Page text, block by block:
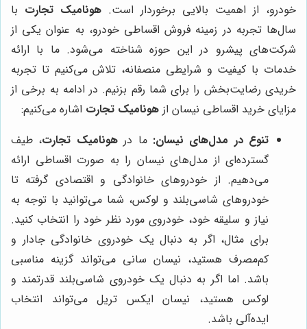
خودرو، از اهمیت بالایی برخوردار است. هونامیک تجارت با
سال‌ها تجربه در زمینه فروش اقساطی خودرو، به عنوان یکی از
شرکت‌های پیشرو در این حوزه شناخته می‌شود. ما با ارائه
خدمات با کیفیت و شرایطی منصفانه، تلاش می‌کنیم تا تجربه
خریدی رضایت‌بخش را برای شما رقم بزنیم. در ادامه به برخی از
مزایای خرید اقساطی نیسان از هونامیک تجارت اشاره می‌کنیم:
تنوع در مدل‌های نیسان: ما درهونامیک تجارت، طیف
گسترده‌ای از مدل‌های نیسان را به صورت اقساطی ارائه
می‌دهیم. از خودروهای خانوادگی و اقتصادی گرفته تا
خودروهای شاسی‌بلند و لوکس، شما می‌توانید با توجه به
نیاز و سلیقه خود، خودروی مورد نظر خود را انتخاب کنید.
برای مثال، اگر به دنبال یک خودروی خانوادگی جادار و
کم‌مصرف هستید، نیسان سانی می‌تواند گزینه مناسبی
باشد. اما اگر به دنبال یک خودروی شاسی‌بلند قدرتمند و
لوکس هستید، نیسان ایکس تریل می‌تواند انتخاب
ایده‌آلی باشد.